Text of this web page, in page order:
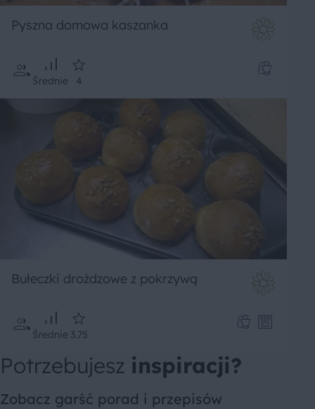
Pyszna domowa kaszanka
Średnie 4
Bułeczki drożdzowe z pokrzywą
Średnie 3.75
Potrzebujesz inspiracji?
Zobacz garść porad i przepisów